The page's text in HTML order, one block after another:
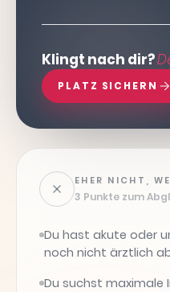
Klingt nach dir?
PLATZ SICHERN
EHER NICHT,
3 Punkte zum
Du hast akute oder
noch nicht ärztlich
Du suchst maximale